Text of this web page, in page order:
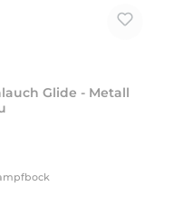
Glide - Metall